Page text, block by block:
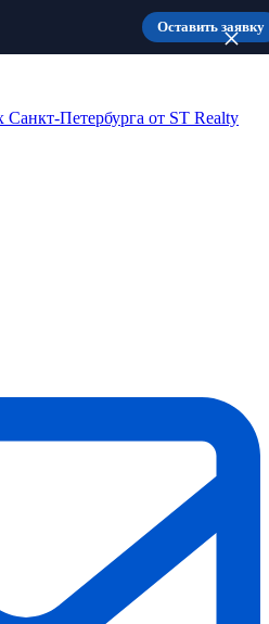
Оставить заявку